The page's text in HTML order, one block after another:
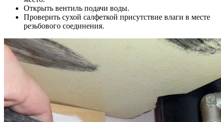
Открыть вентиль подачи воды.
Проверить сухой салфеткой присутствие влаги в месте
резьбового соединения.